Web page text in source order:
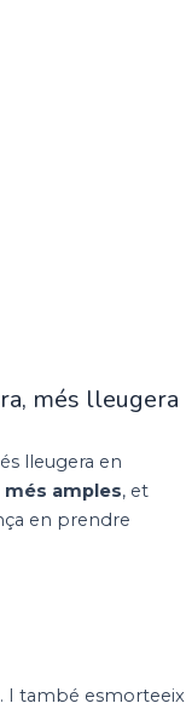
més lleugera
lleugera en
més amples, et
en prendre
. I també esmorteeix